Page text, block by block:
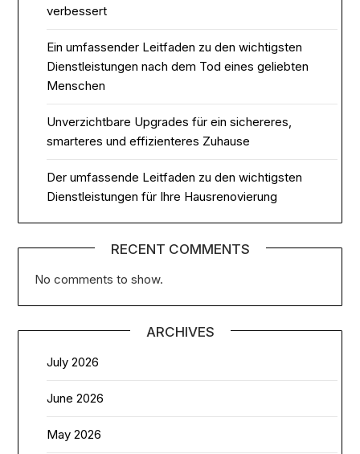
verbessert
Ein umfassender Leitfaden zu den wichtigsten
Dienstleistungen nach dem Tod eines geliebten
Menschen
Unverzichtbare Upgrades für ein sichereres,
smarteres und effizienteres Zuhause
Der umfassende Leitfaden zu den wichtigsten
Dienstleistungen für Ihre Hausrenovierung
RECENT COMMENTS
No comments to show.
ARCHIVES
July 2026
June 2026
May 2026